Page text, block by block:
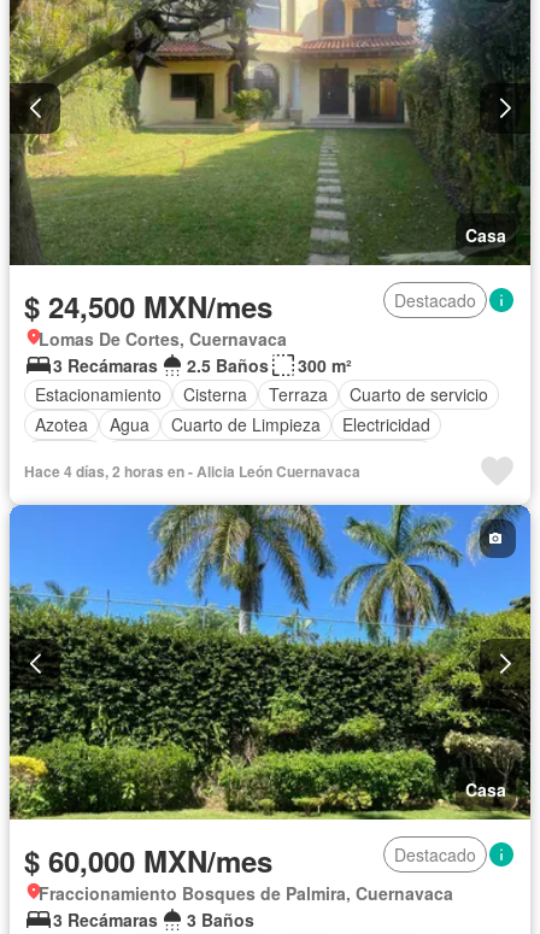
Casa
$ 24,500 MXN/mes
Destacado
Lomas De Cortes, Cuernavaca
3 Recámaras
2.5 Baños
300 m²
Estacionamiento
Cisterna Terraza
Cuarto de servicio
Azotea
Agua Cuarto de Limpieza
Electricidad
Recámara con closet
Conserje Wifi
Despacho
Cocina equipada
Permite mascotas
Permite niños
Sin amueblar
Hace 4 días, 2 horas en - Alicia León Cuernavaca
Casa
$ 60,000 MXN/mes
Destacado
Fraccionamiento Bosques de Palmira, Cuernavaca
3 Recámaras
3 Baños